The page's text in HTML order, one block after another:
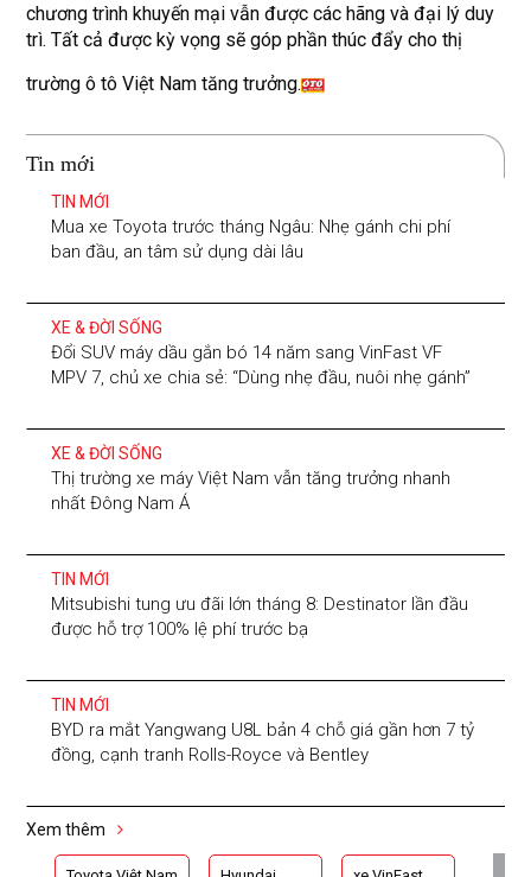
chương trình khuyến mại vẫn được các hãng và đại lý duy
trì. Tất cả được kỳ vọng sẽ góp phần thúc đẩy cho thị
trường ô tô Việt Nam tăng trưởng.
Tin mới
TIN MỚI
Mua xe Toyota trước tháng Ngâu: Nhẹ gánh chi phí
ban đầu, an tâm sử dụng dài lâu
XE & ĐỜI SỐNG
Đổi SUV máy dầu gắn bó 14 năm sang VinFast VF
MPV 7, chủ xe chia sẻ: “Dùng nhẹ đầu, nuôi nhẹ gánh”
XE & ĐỜI SỐNG
Thị trường xe máy Việt Nam vẫn tăng trưởng nhanh
nhất Đông Nam Á
TIN MỚI
Mitsubishi tung ưu đãi lớn tháng 8: Destinator lần đầu
được hỗ trợ 100% lệ phí trước bạ
TIN MỚI
BYD ra mắt Yangwang U8L bản 4 chỗ giá gần hơn 7 tỷ
đồng, cạnh tranh Rolls-Royce và Bentley
Xem thêm